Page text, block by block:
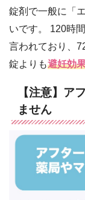
錠剤で一般に「
いです。 120時
言われており、
錠よりも避妊効
【注意】ア
ません